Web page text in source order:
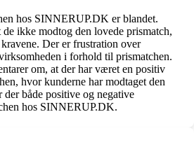
hos SINNERUP.DK er blandet.
ikke modtog den lovede prismatch,
Der er frustration over
i forhold til prismatchen.
om, at der har været en positiv
hvor kunderne har modtaget den
der både positive og negative
hos SINNERUP.DK.